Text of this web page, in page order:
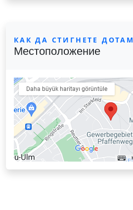
КАК ДА СТИГНЕТЕ ДОТАМ
Местоположение